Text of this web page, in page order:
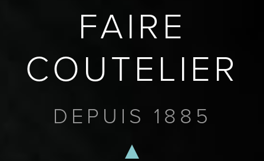
FAIRE
COUTELIER
DEPUIS 1885